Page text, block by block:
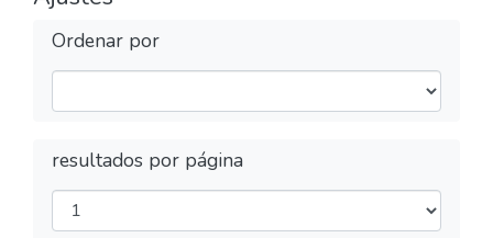
Ordenar por
resultados por página